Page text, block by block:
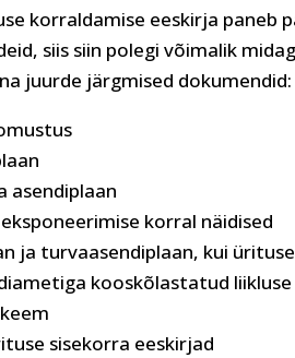
korraldamise eeskirja paneb
siis siin polegi võimalik
juurde järgmised dokumendid:
asendiplaan
korral näidised
ja turvaasendiplaan, kui
kooskõlastatud
sisekorra eeskirjad